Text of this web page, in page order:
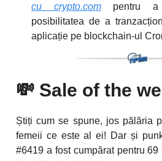
cu crypto.compentru a
posibilitatea de a
aplicație pe blockchain-ul
💸 Sale of the
Știți cum se spune, jos pălăria
femeii ce este al ei! Dar și
#6419 a fost cumpărat pentru